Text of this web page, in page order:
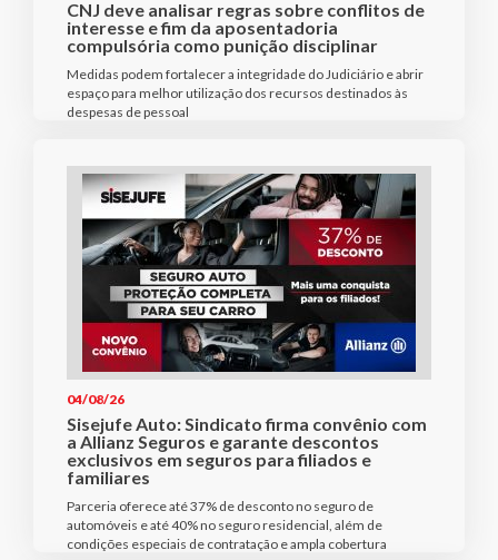
CNJ deve analisar regras sobre conflitos de
interesse e fim da aposentadoria
compulsória como punição disciplinar
Medidas podem fortalecer a integridade do Judiciário e abrir
espaço para melhor utilização dos recursos destinados às
despesas de pessoal
04/08/26
Sisejufe Auto: Sindicato firma convênio com
a Allianz Seguros e garante descontos
exclusivos em seguros para filiados e
familiares
Parceria oferece até 37% de desconto no seguro de
automóveis e até 40% no seguro residencial, além de
condições especiais de contratação e ampla cobertura